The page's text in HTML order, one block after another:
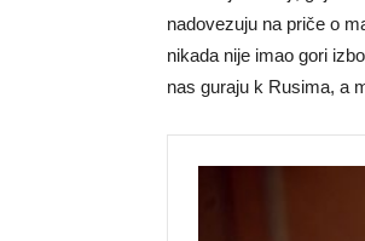
nadovezuju na priče o
nikada nije imao gori
nas guraju k Rusima, a